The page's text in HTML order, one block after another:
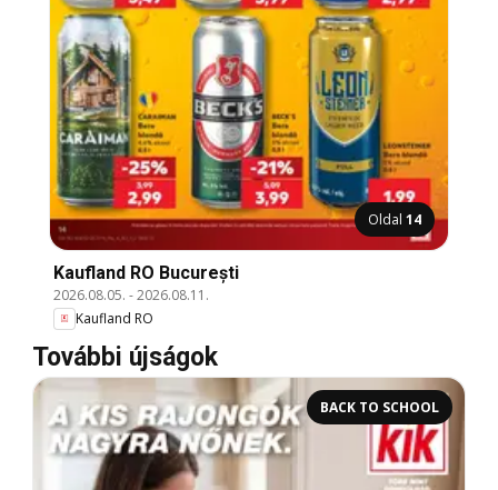
Oldal 14
Kaufland RO București
2026.08.05. -2026.08.11.
Kaufland RO
További újságok
BACK TO SCHOOL